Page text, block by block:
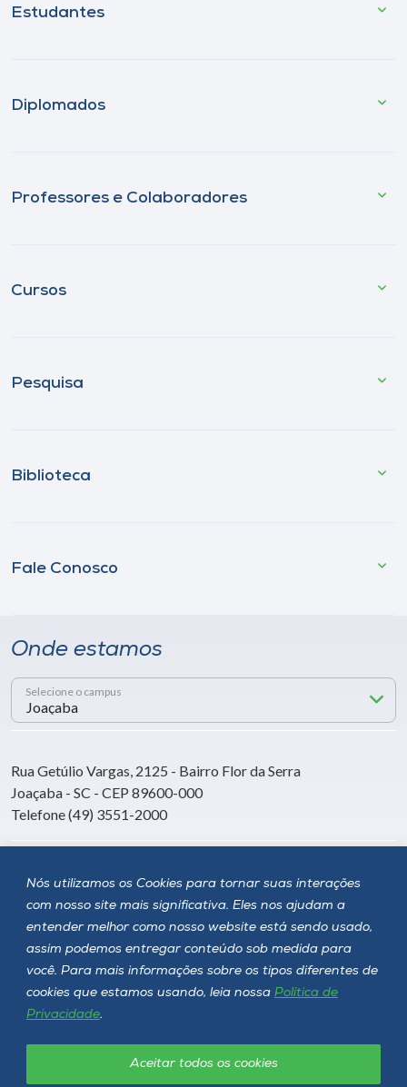
Nós utilizamos os Cookies para tornar suas interações
com nosso site mais significativa. Eles nos ajudam a
entender melhor como nosso website está sendo usado,
assim podemos entregar conteúdo sob medida para
você. Para mais informações sobre os tipos diferentes de
cookies que estamos usando, leia nossa Política de
Privacidade.
Aceitar todos os cookies
Estudantes
Diplomados
Professores e Colaboradores
Cursos
Pesquisa
Biblioteca
Fale Conosco
Onde estamos
Selecione o campus
Rua Getúlio Vargas, 2125 - Bairro Flor da Serra
Joaçaba - SC - CEP 89600-000
Telefone (49) 3551-2000
Siga a Unoesc
Política de privacidade LGPD